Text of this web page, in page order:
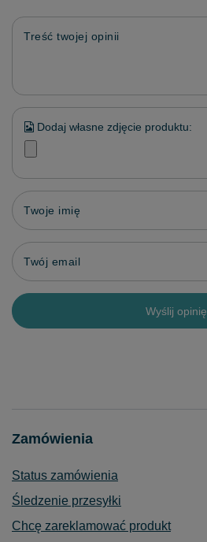
Treść twojej opinii
Dodaj własne zdjęcie produktu:
Twoje imię
Twój email
Wyślij opinię
Zamówienia
Status zamówienia
Śledzenie przesyłki
Chcę zareklamować produkt